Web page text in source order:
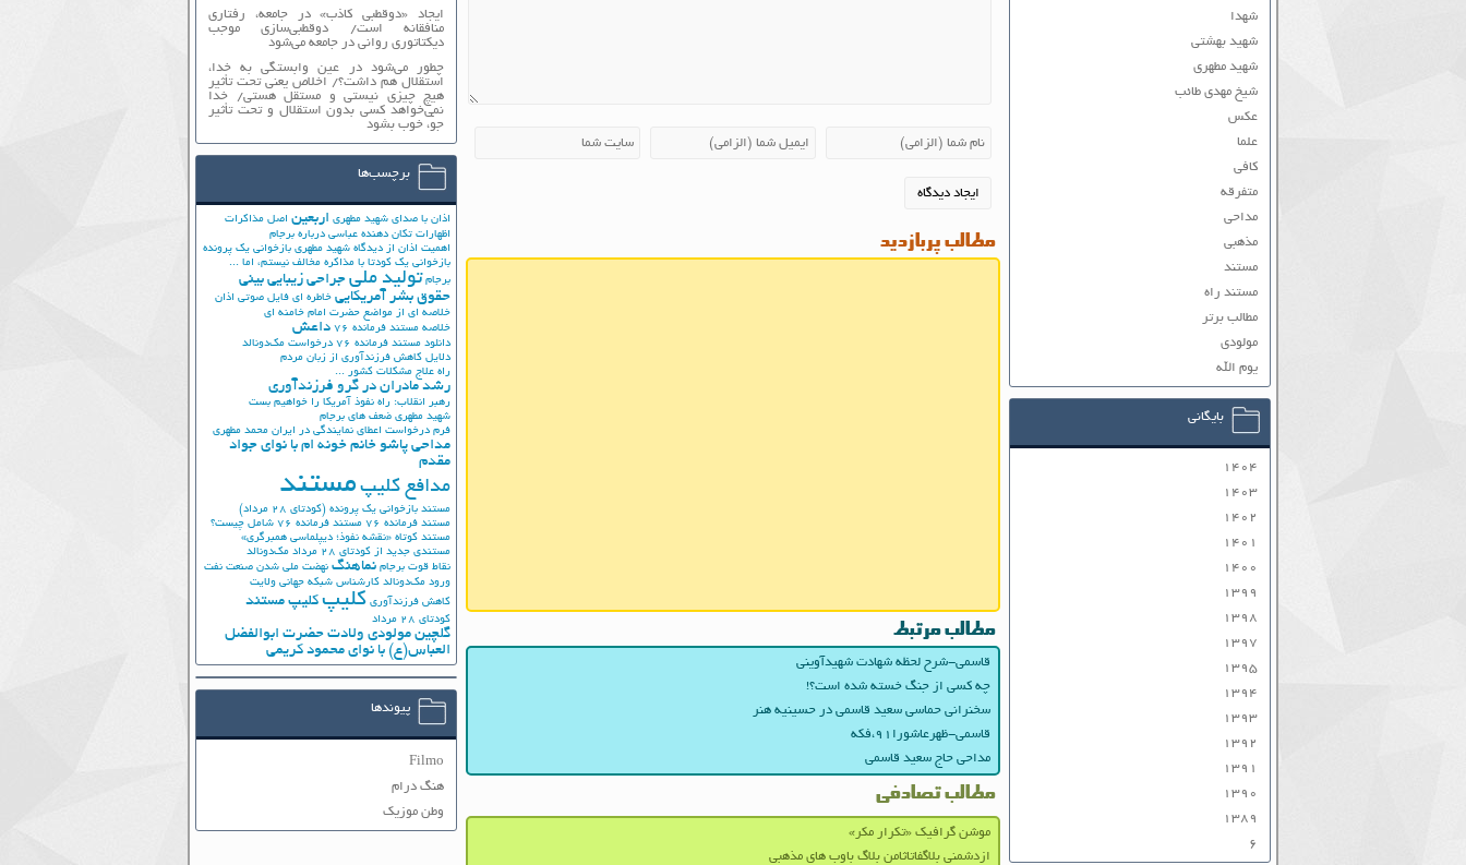
مطالب پربازدید
مطالب مرتبط
قاسمی-شرح لحظه شهادت شهیدآوینی
چه کسی از جنگ خسته شده است؟!
سخنرانی حماسی سعید قاسمی در حسینیه هنر
قاسمی-ظهرعاشورا۹۱،فکه
مداحی حاج سعید قاسمی
مطالب تصادفی
موشن گرافیک «تکرار مکر»
ازدشمنی بلاگفاتاثامن بلاگ باوب های مذهبی
شهدا
شهید بهشتی
شهید مطهری
شیخ مهدی طائب
عکس
علما
کافی
متفرقه
مداحی
مذهبی
مستند
مستند راه
مطالب برتر
مولودی
یوم الله
بایگانی
۱۴۰۴
۱۴۰۳
۱۴۰۲
۱۴۰۱
۱۴۰۰
۱۳۹۹
۱۳۹۸
۱۳۹۷
۱۳۹۵
۱۳۹۴
۱۳۹۳
۱۳۹۲
۱۳۹۱
۱۳۹۰
۱۳۸۹
۶
ایجاد «دوقطبی کاذب» در جامعه، رفتاری
منافقانه است/ دوقطبی‌سازی موجب
دیکتاتوری روانی در جامعه می‌شود
چطور می‌شود در عین وابستگی به خدا،
استقلال هم داشت؟/ اخلاص یعنی تحت تأثیر
هیچ چیزی نیستی و مستقل هستی/ خدا
نمی‌خواهد کسی بدون استقلال و تحت تأثیر
جوّ، خوب بشود
برچسب‌ها
اذان با صدای شهید مطهری اربعین اصل مذاکرات
اظهارات تکان دهنده عباسی درباره برجام
اهمیت اذان از دیدگاه شهید مطهری بازخوانی یک پرونده
بازخوانی یک کودتا با مذاکره مخالف نیستم، اما ...
برجام تولید ملی جراحی زیبایی بینی
حقوق بشر آمریکایی خاطره ای فایل صوتی اذان
خلاصه ای از مواضع حضرت امام خامنه ای
خلاصه مستند فرمانده 76
داعش
دانلود مستند فرمانده 76
درخواست مک‌دونالد
دلایل کاهش فرزندآوری از زبان مردم
راه علاج مشکلات کشور ...
رشد مادران در گرو فرزندآوری
رهبر انقلاب: راه نفوذ آمریکا را خواهیم بست
شهید مطهری ضعف های برجام
فرم درخواست اعطای نمایندگی در ایران محمد مطهری
مداحی پاشو خانم خونه ام با نوای جواد
مقدم
مدافع کلیپ مستند
مستند بازخوانی یک پرونده (کودتای 28 مرداد)
مستند فرمانده 76
مستند فرمانده 76 شامل چیست؟
مستند کوتاه «نقشه نفوذ؛ دیپلماسی همبرگری»
مستندی جدید از کودتای 28 مرداد
مک‌دونالد
نقاط قوت برجام نماهنگ نهضت ملي شدن صنعت نفت
ورود مک‌دونالد کارشناس شبکه جهانی ولایت
کاهش فرزندآوری کلیپ کلیپ مستند
کودتای 28 مرداد
گلچین مولودی ولادت حضرت ابوالفضل
العباس(ع) با نوای محمود کریمی
پیوندها
Filmo
هنگ درام
وطن موزیک